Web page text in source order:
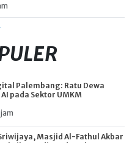
Palembang: Ratu Dewa
pada Sektor UMKM
Masjid Al-Fathul Akbar